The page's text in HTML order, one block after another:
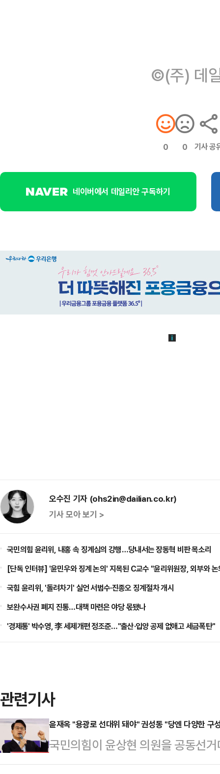
©(주) 데
0 0 기사 공
네이버에서 데일리안 구독하기
오수진 기자 (ohs2in@dailian.co.kr)
기사 모아 보기 >
국민의힘 윤리위, 내홍 속 징계심의 강행…당내서는 장동혁 비판 목소리
[단독 인터뷰] '윤민우와 징계 논의' 지목된 C교수 "윤리위원장, 외부와
국힘 윤리위, '돌려차기' 실언 서범수·진종오 징계절차 개시
보완수사권 폐지 진통…대책 마련은 야당 몫됐나
'경제통' 박수영, 李 세제개편 정조준…"출산·입양 공제 없애고 세금폭탄"
관련기사
윤재옥 "용광로 선대위 돼야" 권성동 "당엔 다양한 구
국민의힘이 윤상현 의원을 공동선
일부 의원들의 반발을 진화하고 나